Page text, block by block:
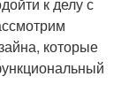
которые